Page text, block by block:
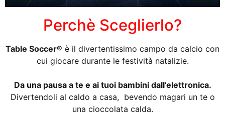
Perchè Sceglierlo?
Table Soccer® è il divertentissimo campo da calcio con
cui giocare durante le festività natalizie.
Da una pausa a te e ai tuoi bambini dall’elettronica.
Divertendoli al caldo a casa, bevendo magari un te o
una cioccolata calda.